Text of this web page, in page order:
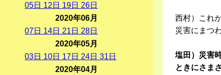
西村）これ
災害にまつ
塩田）災害
ときにさま
05日 12 日 19日 26日
2020年06月
07日 14日 21 日 28日
2020年05月
03日 10日 17日 24日 31 日
2020年04月